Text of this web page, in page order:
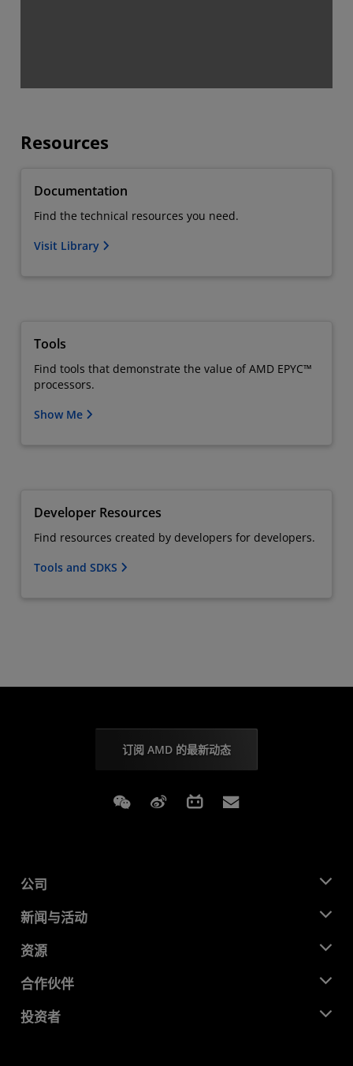
Resources
Documentation
Find the technical resources you need.
Visit Library
Tools
Find tools that demonstrate the value of AMD EPYC™
processors.
Show Me
Developer Resources
Find resources created by developers for developers.
Tools and SDKS
订阅 AMD 的最新动态
Weixin Weibo Bilibili
公司
关于 AMD
企业责任
就业机会
联系我们
新闻与活动
新闻中心
媒体库
资源
开发中心
成功案例
合作伙伴
AMD 合作伙伴中心
投资者